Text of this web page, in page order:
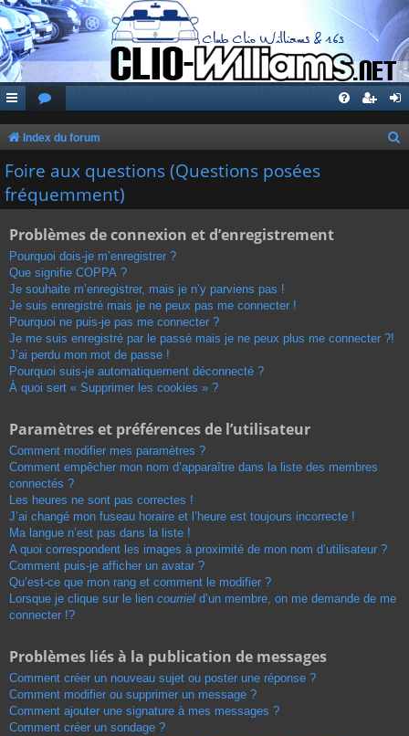
Index du forum
h
Foire aux questions (Questions posées
fréquemment)
Problèmes de connexion et d’enregistrement
Pourquoi dois-je m’enregistrer ?
Que signifie COPPA ?
Je souhaite m’enregistrer, mais je n’y parviens pas !
Je suis enregistré mais je ne peux pas me connecter !
Pourquoi ne puis-je pas me connecter ?
Je me suis enregistré par le passé mais je ne peux plus me connecter ?!
J’ai perdu mon mot de passe !
Pourquoi suis-je automatiquement déconnecté ?
À quoi sert « Supprimer les cookies » ?
Paramètres et préférences de l’utilisateur
Comment modifier mes paramètres ?
Comment empêcher mon nom d’apparaître dans la liste des membres
connectés ?
Les heures ne sont pas correctes !
J’ai changé mon fuseau horaire et l’heure est toujours incorrecte !
Ma langue n’est pas dans la liste !
A quoi correspondent les images à proximité de mon nom d’utilisateur ?
Comment puis-je afficher un avatar ?
Qu’est-ce que mon rang et comment le modifier ?
Lorsque je clique sur le lien courriel d’un membre, on me demande de me
connecter !?
Problèmes liés à la publication de messages
Comment créer un nouveau sujet ou poster une réponse ?
Comment modifier ou supprimer un message ?
Comment ajouter une signature à mes messages ?
Comment créer un sondage ?